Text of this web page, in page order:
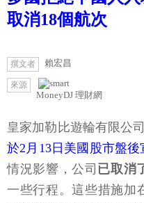
取消18個航次
撰文者 賴宏昌
來源
MoneyDJ 理財網
皇家加勒比遊輪有限公
於2月13日美國股市盤後
情況影響，公司 已取消
一些行程。這些措施加